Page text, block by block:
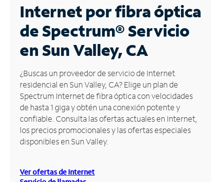
Business
Contáctanos
Inglés
Administrar
cuenta
Encuentra
una
tienda
Internet por fibra óptica
de Spectrum®Servicio
en Sun Valley, CA
¿Buscas un proveedor de servicio de Internet
residencial en Sun Valley, CA? Elige un plan de
Spectrum Internet de fibra óptica con velocidades
de hasta 1 giga y obtén una conexión potente y
confiable. Consulta las ofertas actuales en Internet,
los precios promocionales y las ofertas especiales
disponibles en Sun Valley.
Ver ofertas de Internet